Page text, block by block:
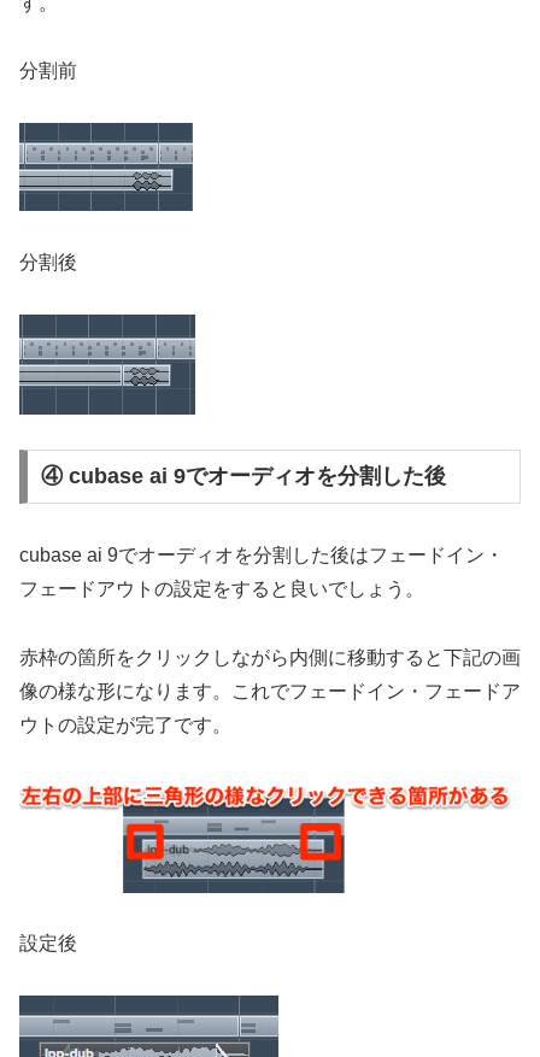
分割前
分割後
④ cubase ai 9でオーディオを分割した後
cubase ai 9でオーディオを分割した後はフェードイン・
フェードアウトの設定をすると良いでしょう。
赤枠の箇所をクリックしながら内側に移動すると下記の画
像の様な形になります。これでフェードイン・フェードア
ウトの設定が完了です。
設定後